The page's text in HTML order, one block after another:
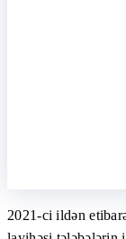
2021-ci ildən